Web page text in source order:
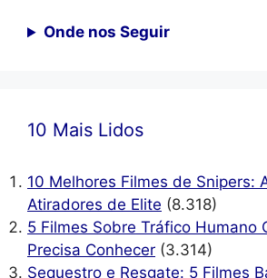
Onde nos Seguir
10 Mais Lidos
10 Melhores Filmes de Snipers:
Atiradores de Elite (8.318)
5 Filmes Sobre Tráfico Humano
Precisa Conhecer (3.314)
Sequestro e Resgate: 5 Filmes